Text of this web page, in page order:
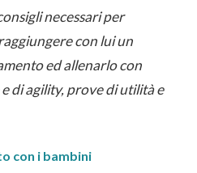
necessari per
con lui un
ed allenarlo con
di agility, prove di utilità e
con i bambini